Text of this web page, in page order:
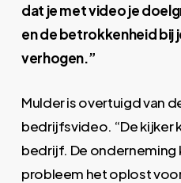
dat je met video je
en de betrokkenheid bij
verhogen.”
Mulder is overtuigd van
bedrijfsvideo. “De kijker
bedrijf. De onderneming
probleem het oplost